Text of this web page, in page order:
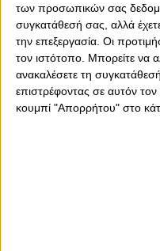
των προσωπικών σας
συγκατάθεσή σας, αλλά
την επεξεργασία. Οι
τον ιστότοπο. Μπορείτε να
ανακαλέσετε τη
επιστρέφοντας σε αυτόν τον
κουμπί "Απορρήτου" στο